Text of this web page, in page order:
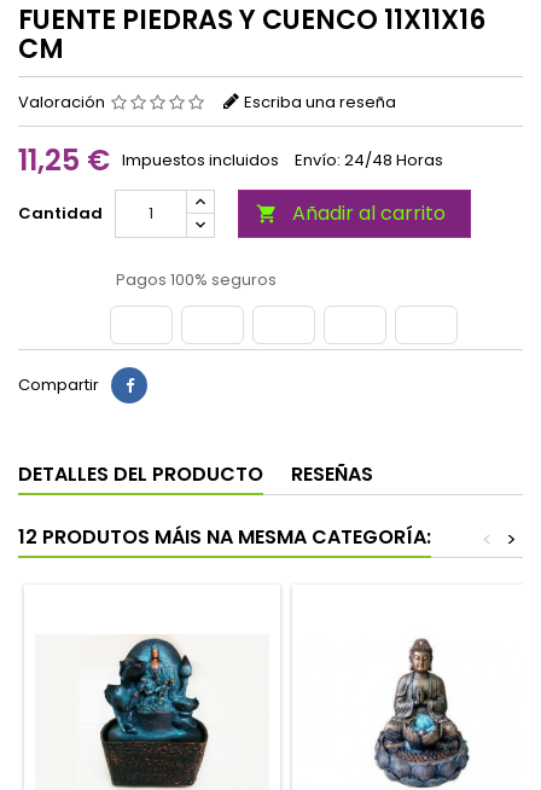
FUENTE PIEDRAS Y CUENCO 11X11X16
CM
Valoración Escriba una reseña
11,25 € Impuestos incluidos Envío: 24/48 Horas
Cantidad  Añadir al carrito
Pagos 100% seguros
Compartir
DETALLES DEL PRODUCTO RESEÑAS
12 PRODUTOS MÁIS NA MESMA CATEGORÍA: >
<